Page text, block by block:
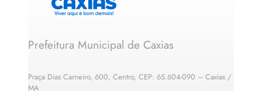
Prefeitura Municipal de Caxias
Praça Dias Carneiro, 600, Centro, CEP: 65.604-090 – Caxias /
MA